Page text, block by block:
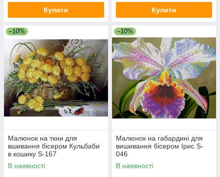
Купити Купити
–10%
Малюнок на ткни для
вшивання бісером Кульбаби
в кошику S-167
В наявності
–10%
Малюнок на габардині для
вишивання бісером Ірис S-
046
В наявності